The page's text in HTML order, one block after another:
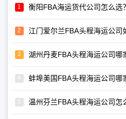
衡阳FBA海运货代公司怎么选？
江门爱尔兰FBA头程海运公司
湖州丹麦FBA头程海运公司哪
蚌埠美国FBA头程海运公司哪
温州芬兰FBA头程海运公司怎